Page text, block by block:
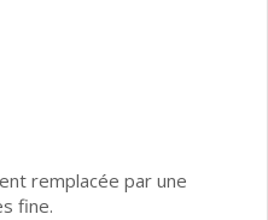
remplacée par une
fine.